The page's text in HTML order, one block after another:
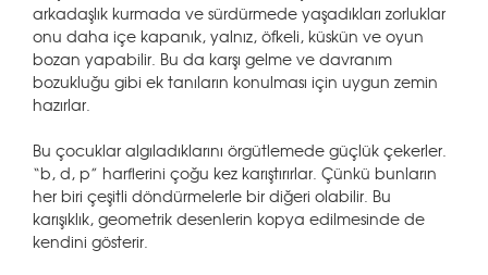
arkadaşlık kurmada ve sürdürmede yaşadıkları zorluklar
onu daha içe kapanık, yalnız, öfkeli, küskün ve oyun
bozan yapabilir. Bu da karşı gelme ve davranım
bozukluğu gibi ek tanıların konulması için uygun zemin
hazırlar.
Bu çocuklar algıladıklarını örgütlemede güçlük çekerler.
“b, d, p” harflerini çoğu kez karıştırırlar. Çünkü bunların
her biri çeşitli döndürmelerle bir diğeri olabilir. Bu
karışıklık, geometrik desenlerin kopya edilmesinde de
kendini gösterir.